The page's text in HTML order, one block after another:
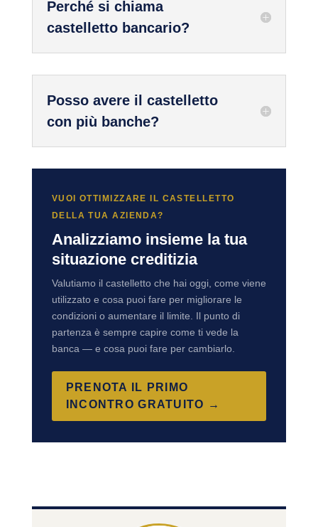
Perché si chiama
castelletto bancario?
Posso avere il castelletto
con più banche?
VUOI OTTIMIZZARE IL CASTELLETTO
DELLA TUA AZIENDA?
Analizziamo insieme la tua
situazione creditizia
Valutiamo il castelletto che hai oggi, come viene
utilizzato e cosa puoi fare per migliorare le
condizioni o aumentare il limite. Il punto di
partenza è sempre capire come ti vede la
banca — e cosa puoi fare per cambiarlo.
PRENOTA IL PRIMO
INCONTRO GRATUITO →